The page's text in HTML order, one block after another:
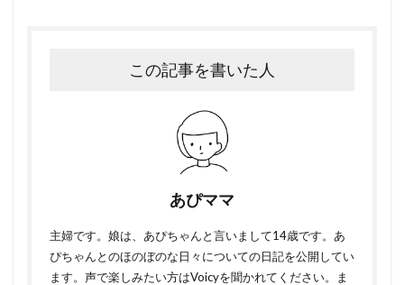
この記事を書いた人
あぴママ
主婦です。娘は、あぴちゃんと言いまして14歳です。あ
ぴちゃんとのほのぼのな日々についての日記を公開してい
ます。声で楽しみたい方はVoicyを聞かれてください。ま